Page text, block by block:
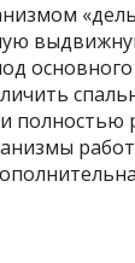
полностью